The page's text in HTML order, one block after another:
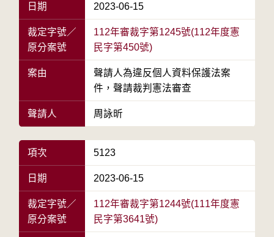
日期 2023-06-15
裁定字號／
原分案號
112年審裁字第1245號(112年度憲
民字第450號)
案由
聲請人為違反個人資料保護法案
件，聲請裁判憲法審查
聲請人 周詠昕
項次 5123
日期 2023-06-15
裁定字號／
原分案號
112年審裁字第1244號(111年度憲
民字第3641號)